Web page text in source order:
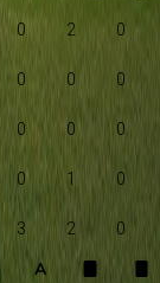
0 2 0
0 0 0
0 0 0
0 1 0
3 2 0
A